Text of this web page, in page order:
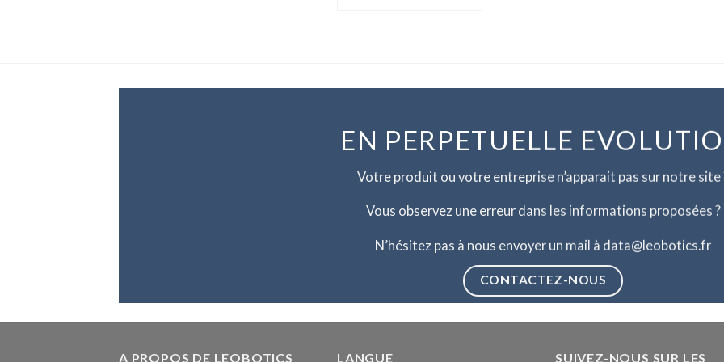
EN PERPETUELLE
Votre produit ou votre entreprise n’apparait pas sur notre site
Vous observez une erreur dans les informations proposées ?
N’hésitez pas à nous envoyer un mail à data@leobotics.fr
CONTACTEZ-NOUS
A PROPOS DE LEOBOTICS LANGUE SUIVEZ-NOUS SUR LES